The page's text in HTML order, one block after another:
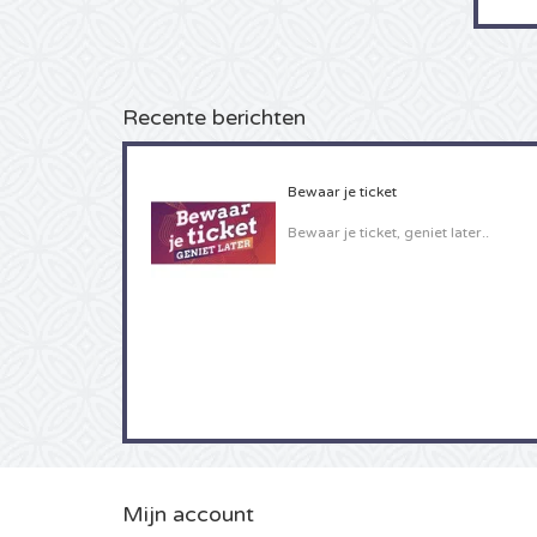
Recente berichten
Bewaar je ticket
Bewaar je ticket, geniet later..
Mijn account